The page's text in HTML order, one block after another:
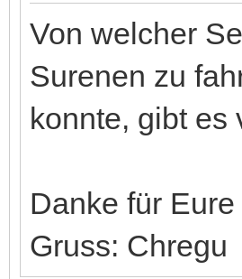
Von welcher
Surenen zu
konnte, gibt es
Danke für
Gruss: Chregu